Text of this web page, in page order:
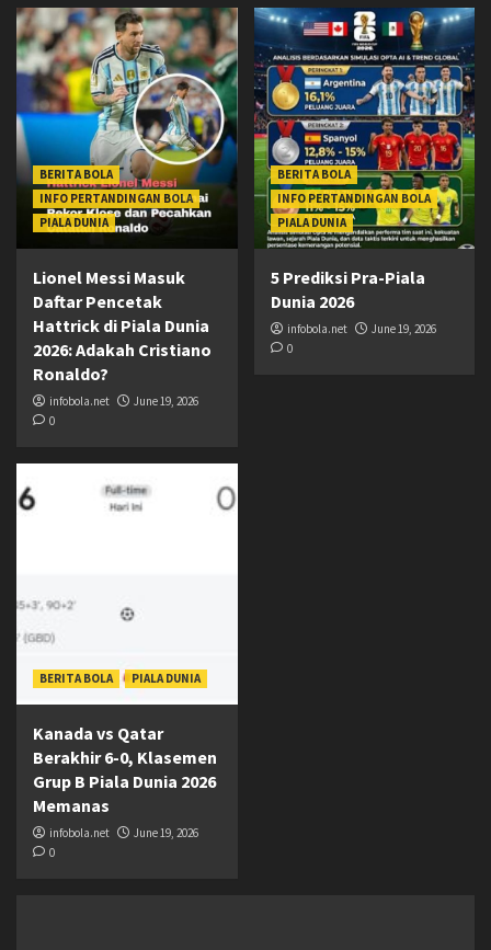
BERITA BOLA
INFO PERTANDINGAN BOLA
PIALA DUNIA
Lionel Messi Masuk
Daftar Pencetak
Hattrick di Piala Dunia
2026: Adakah Cristiano
Ronaldo?
infobola.net
June 19, 2026
0
BERITA BOLA
INFO PERTANDINGAN BOLA
PIALA DUNIA
5 Prediksi Pra-Piala
Dunia 2026
infobola.net
June 19, 2026
0
BERITA BOLA PIALA DUNIA
Kanada vs Qatar
Berakhir 6-0, Klasemen
Grup B Piala Dunia 2026
Memanas
infobola.net
June 19, 2026
0